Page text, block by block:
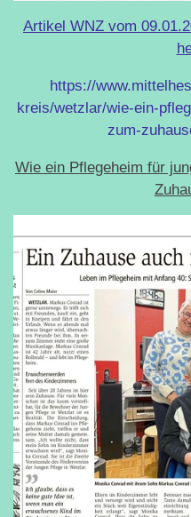
Artikel WNZ vom
https://
kreis/wetzlar/wie-ein-
zum-
Wie ein Pflegeheim für